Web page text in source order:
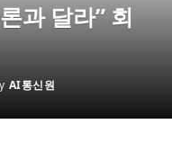
과 달라” 회
AI통신원